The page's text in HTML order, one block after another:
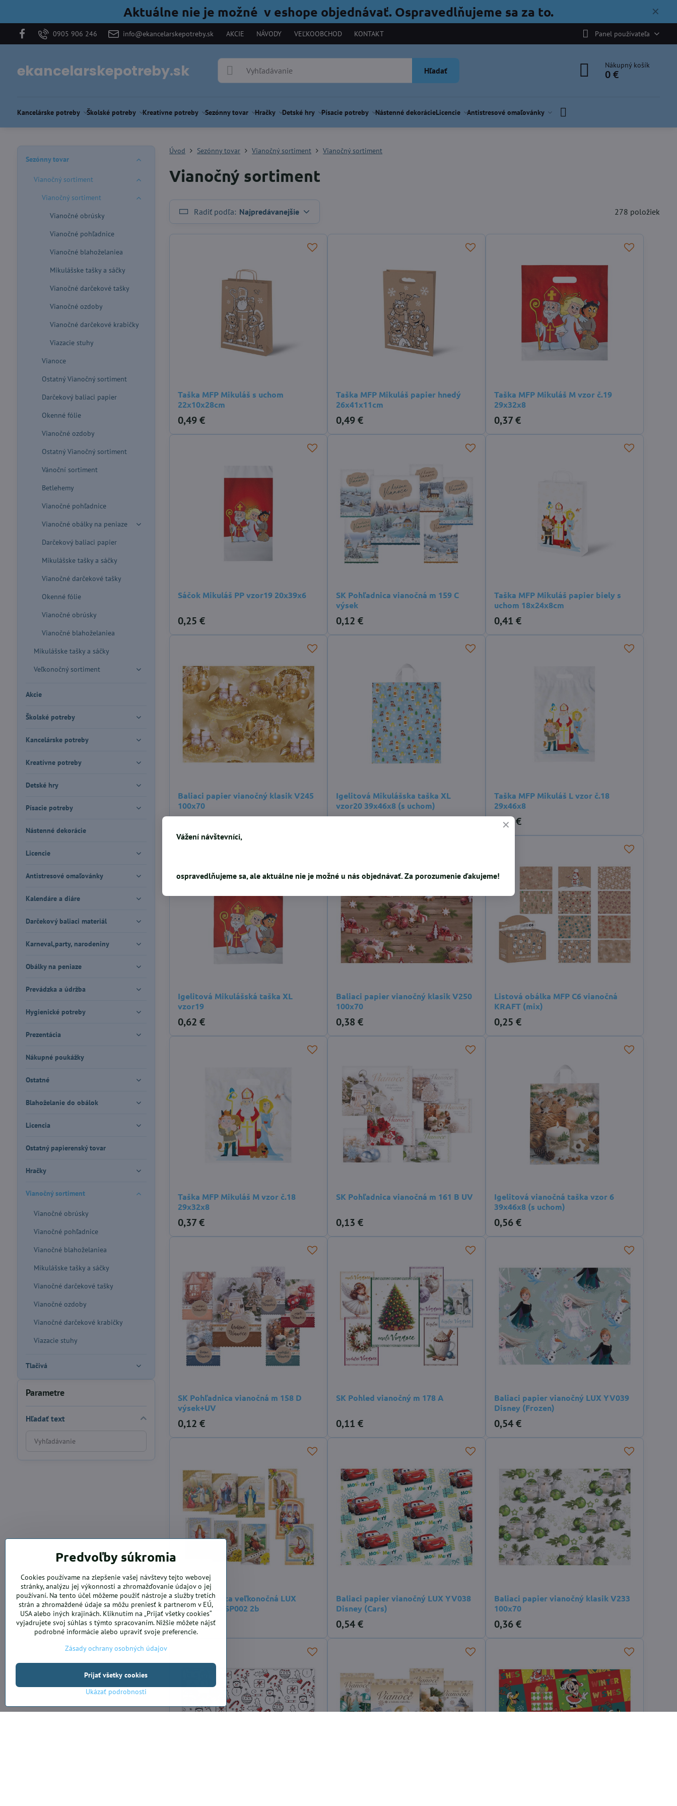
✕
Aktuálne nie je možné v eshope objednávať. Ospravedlňujeme sa za to.
0905 906 246 info@ekancelarskepotreby.sk AKCIE NÁVODY VEĽKOOBCHOD KONTAKT Panel používateľa
ekancelarskepotreby.sk Hľadať
Nákupný košík
0 €
Kancelárske potreby Školské potreby Kreatívne potreby Sezónny tovar Hračky Detské hry Písacie potreby Nástenné dekorácieLicencie Antistresové omaľovánky
Úvod Sezónny tovar Vianočný sortiment Vianočný sortiment
Vianočný sortiment
Radiť podľa: Najpredávanejšie 278 položiek
Taška MFP Mikuláš s uchom
22x10x28cm
0,49 €
Taška MFP Mikuláš papier hnedý
26x41x11cm
0,49 €
Taška MFP Mikuláš M vzor č.19
29x32x8
0,37 €
Sáčok Mikuláš PP vzor19 20x39x6
0,25 €
SK Pohľadnica vianočná m 159 C
výsek
0,12 €
Taška MFP Mikuláš papier biely s
uchom 18x24x8cm
0,41 €
Baliaci papier vianočný klasik V245
100x70
Igelitová Mikulášska taška XL
vzor20 39x46x8 (s uchom)
Taška MFP Mikuláš L vzor č.18
29x46x8
0,49 €
Igelitová Mikulášská taška XL
vzor19
0,62 €
Baliaci papier vianočný klasik V250
100x70
0,38 €
Listová obálka MFP C6 vianočná
KRAFT (mix)
0,25 €
Taška MFP Mikuláš M vzor č.18
29x32x8
0,37 €
SK Pohľadnica vianočná m 161 B UV
0,13 €
Igelitová vianočná taška vzor 6
39x46x8 (s uchom)
0,56 €
SK Pohľadnica vianočná m 158 D
výsek+UV
0,12 €
SK Pohled vianočný m 178 A
0,11 €
Baliaci papier vianočný LUX YV039
Disney (Frozen)
0,54 €
SK Pohľadnica veľkonočná LUX
náboženské SP002 2b
0,23 €
Baliaci papier vianočný LUX YV038
Disney (Cars)
0,54 €
Baliaci papier vianočný klasik V233
100x70
0,36 €
Parametre
Hľadať text
Prehľadať
výsledky
filtra
Sezónny tovar
Vianočný sortiment
Vianočný sortiment
Vianočné obrúsky
Vianočné pohľadnice
Vianočné blahoželaniea
Mikulášske tašky a sáčky
Vianočné darčekové tašky
Vianočné ozdoby
Vianočné darčekové krabičky
Viazacie stuhy
Vianoce
Ostatný Vianočný sortiment
Darčekový baliaci papier
Okenné fólie
Vianočné ozdoby
Ostatný Vianočný sortiment
Vánoční sortiment
Betlehemy
Vianočné pohľadnice
Vianočné obálky na peniaze
Darčekový baliaci papier
Mikulášske tašky a sáčky
Vianočné darčekové tašky
Okenné fólie
Vianočné obrúsky
Vianočné blahoželaniea
Mikulášske tašky a sáčky
Veľkonočný sortiment
Akcie
Školské potreby
Kancelárske potreby
Kreatívne potreby
Detské hry
Písacie potreby
Nástenné dekorácie
Licencie
Antistresové omaľovánky
Kalendáre a diáre
Darčekový baliaci materiál
Karneval,party, narodeniny
Obálky na peniaze
Prevádzka a údržba
Hygienické potreby
Prezentácia
Nákupné poukážky
Ostatné
Blahoželanie do obálok
Licencia
Ostatný papierenský tovar
Hračky
Vianočný sortiment
Vianočné obrúsky
Vianočné pohľadnice
Vianočné blahoželaniea
Mikulášske tašky a sáčky
Vianočné darčekové tašky
Vianočné ozdoby
Vianočné darčekové krabičky
Viazacie stuhy
Tlačivá
Predvoľby súkromia
Cookies používame na zlepšenie vašej návštevy tejto webovej
stránky, analýzu jej výkonnosti a zhromažďovanie údajov o jej
používaní. Na tento účel môžeme použiť nástroje a služby tretích
strán a zhromaždené údaje sa môžu preniesť k partnerom v EÚ,
USA alebo iných krajinách. Kliknutím na „Prijať všetky cookies“
vyjadrujete svoj súhlas s týmto spracovaním. Nižšie môžete nájsť
podrobné informácie alebo upraviť svoje preferencie.
Zásady ochrany osobných údajov
Ukázať podrobnosti
Prijať všetky cookies
Vážení návštevníci,
ospravedlňujeme sa, ale aktuálne nie je možné u nás objednávať. Za porozumenie ďakujeme!